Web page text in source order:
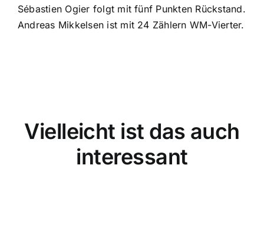
Sébastien Ogier folgt mit fünf Punkten Rückstand.
Andreas Mikkelsen ist mit 24 Zählern WM-Vierter.
Vielleicht ist das auch
interessant